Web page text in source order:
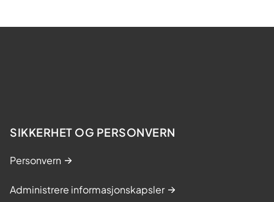
SIKKERHET OG PERSONVERN
Personvern
Administrere informasjonskapsler